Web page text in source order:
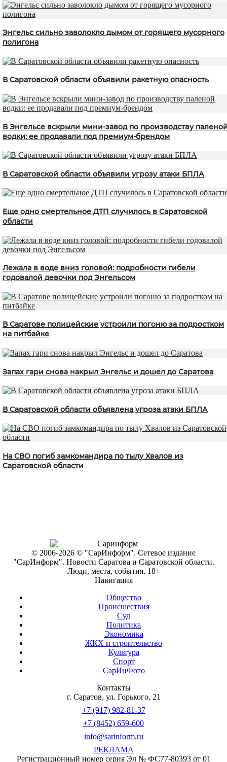
Энгельс сильно заволокло дымом от горящего мусорного
полигона
В Саратовской области объявили ракетную опасность
В Энгельсе вскрыли мини-завод по производству
водки: ее продавали под премиум-брендом
В Саратовской области объявили угрозу атаки БПЛА
Еще одно смертельное ДТП случилось в Саратовской
области
Лежала в воде вниз головой: подробности гибели
годовалой девочки под Энгельсом
В Саратове полицейские устроили погоню за подростком
на питбайке
Запах гари снова накрыл Энгельс и дошел до Саратова
В Саратовской области объявлена угроза атаки БПЛА
На СВО погиб замкомандира по тылу Хвалов из
Саратовской области
© 2006-2026 © "СарИнформ". Сетевое издание
"СарИнформ". Новости Саратова и Саратовской области.
Люди, места, события. 18+
Навигация
Общество
Происшествия
Суд
Политика
Экономика
ЖКХ и строительство
Культура
Спорт
СарИнФото
Контакты
г. Саратов, ул. Горького, 21
+7 (917) 982-81-37
+7 (8452) 659-600
info@sarinform.ru
РЕКЛАМА
Регистрационный номер серия Эл № ФС77-80393 от 01